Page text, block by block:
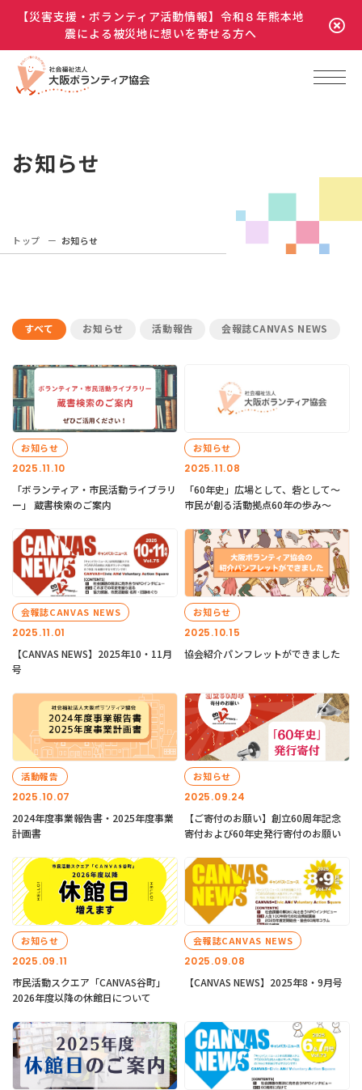
【災害支援・ボランティア活動情報】令和８年熊本地
震による被災地に想いを寄せる方へ
お知らせ
トップ お知らせ
すべて お知らせ 活動報告 会報誌CANVAS NEWS
2025.11.10
お知らせ
「ボランティア・市民活動ライブラリ
ー」 蔵書検索のご案内
2025.11.08
お知らせ
「60年史」広場として、砦として～
市民が創る活動拠点60年の歩み～
2025.11.01
会報誌CANVAS NEWS
【CANVAS NEWS】2025年10・11月
号
2025.10.15
お知らせ
協会紹介パンフレットができました
2025.10.07
活動報告
2024年度事業報告書・2025年度事業
計画書
2025.09.24
お知らせ
【ご寄付のお願い】創立60周年記念
寄付および60年史発行寄付のお願い
2025.09.11
お知らせ
市民活動スクエア「CANVAS谷町」
2026年度以降の休館日について
2025.09.08
会報誌CANVAS NEWS
【CANVAS NEWS】2025年8・9月号